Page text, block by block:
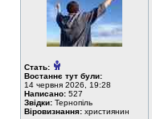
Стать:
Востаннє тут були:
14 червня 2026, 19:28
Написано: 527
Звідки: Тернопіль
Віровизнання: християнин